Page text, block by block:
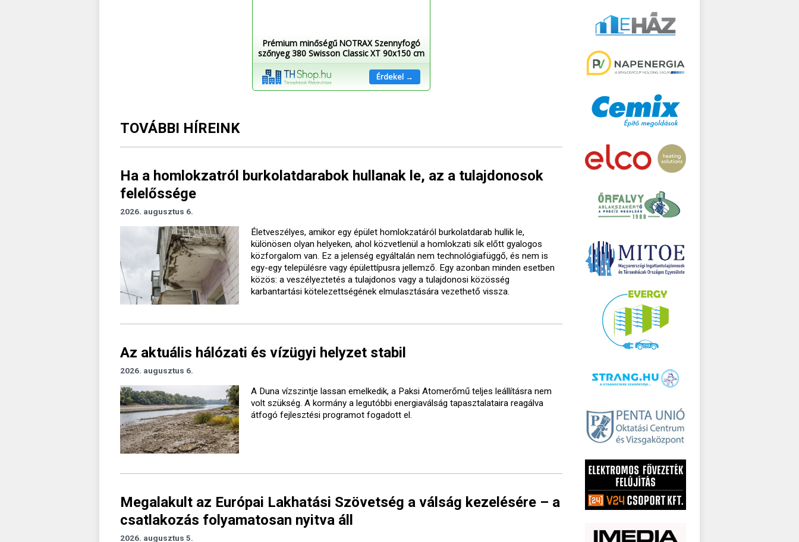
Prémium minőségű NOTRAX Szennyfogó
szőnyeg 380 Swisson Classic XT 90x150 cm
Érdekel →
TOVÁBBI HÍREINK
Ha a homlokzatról burkolatdarabok hullanak le, az a tulajdonosok
felelőssége
2026. augusztus 6.
Életveszélyes, amikor egy épület homlokzatáról burkolatdarab hullik le,
különösen olyan helyeken, ahol közvetlenül a homlokzati sík előtt gyalogos
közforgalom van. Ez a jelenség egyáltalán nem technológiafüggő, és nem is
egy-egy településre vagy épülettípusra jellemző. Egy azonban minden esetben
közös: a veszélyeztetés a tulajdonos vagy a tulajdonosi közösség
karbantartási kötelezettségének elmulasztására vezethető vissza.
Az aktuális hálózati és vízügyi helyzet stabil
2026. augusztus 6.
A Duna vízszintje lassan emelkedik, a Paksi Atomerőmű teljes leállításra nem
volt szükség. A kormány a legutóbbi energiaválság tapasztalataira reagálva
átfogó fejlesztési programot fogadott el.
Megalakult az Európai Lakhatási Szövetség a válság kezelésére – a
csatlakozás folyamatosan nyitva áll
2026. augusztus 5.